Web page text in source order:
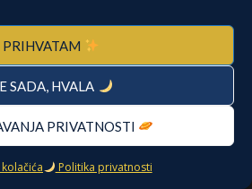
PRIHVATAM
SADA, HVALA
PRIVATNOSTI
Politika privatnosti
početak poslova vezanih za
restoraterstvo, otvaranje
i radionica. Opširnije o ovom
vodič".